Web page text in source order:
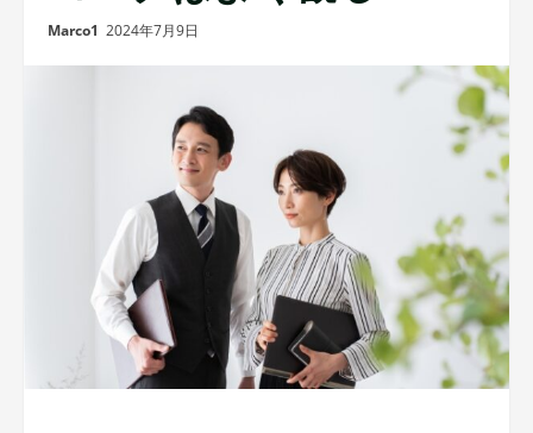
Marco1 2024年7月9日